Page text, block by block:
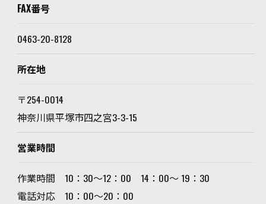
FAX番号
0463-20-8128
所在地
〒254-0014
神奈川県平塚市四之宮3-3-15
営業時間
作業時間 10：30～12：00 14：00〜 19：30
電話対応 10：00～20：00